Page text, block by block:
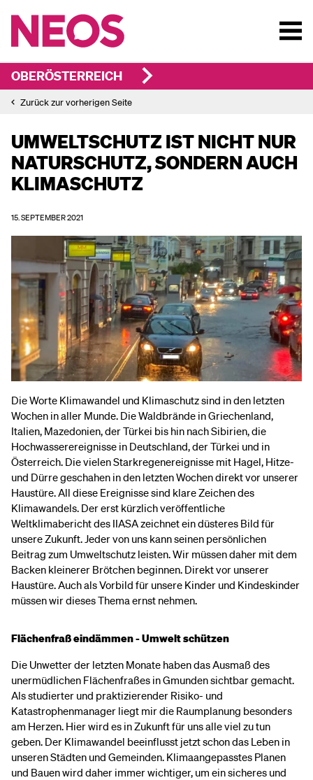
OBERÖSTERREICH
Zurück zur vorherigen Seite
UMWELTSCHUTZ IST NICHT NUR
NATURSCHUTZ, SONDERN AUCH
KLIMASCHUTZ
15. SEPTEMBER 2021
Die Worte Klimawandel und Klimaschutz sind in den letzten
Wochen in aller Munde. Die Waldbrände in Griechenland,
Italien, Mazedonien, der Türkei bis hin nach Sibirien, die
Hochwasserereignisse in Deutschland, der Türkei und in
Österreich. Die vielen Starkregenereignisse mit Hagel, Hitze-
und Dürre geschahen in den letzten Wochen direkt vor unserer
Haustüre. All diese Ereignisse sind klare Zeichen des
Klimawandels. Der erst kürzlich veröffentliche
Weltklimabericht des IIASA zeichnet ein düsteres Bild für
unsere Zukunft. Jeder von uns kann seinen persönlichen
Beitrag zum Umweltschutz leisten. Wir müssen daher mit dem
Backen kleinerer Brötchen beginnen. Direkt vor unserer
Haustüre. Auch als Vorbild für unsere Kinder und Kindeskinder
müssen wir dieses Thema ernst nehmen.
Flächenfraß eindämmen - Umwelt schützen
Die Unwetter der letzten Monate haben das Ausmaß des
unermüdlichen Flächenfraßes in Gmunden sichtbar gemacht.
Als studierter und praktizierender Risiko- und
Katastrophenmanager liegt mir die Raumplanung besonders
am Herzen. Hier wird es in Zukunft für uns alle viel zu tun
geben. Der Klimawandel beeinflusst jetzt schon das Leben in
unseren Städten und Gemeinden. Klimaangepasstes Planen
und Bauen wird daher immer wichtiger, um ein sicheres und